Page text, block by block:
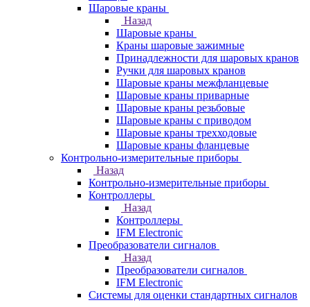
Шаровые краны
Назад
Шаровые краны
Краны шаровые зажимные
Принадлежности для шаровых кранов
Ручки для шаровых кранов
Шаровые краны межфланцевые
Шаровые краны приварные
Шаровые краны резьбовые
Шаровые краны с приводом
Шаровые краны трехходовые
Шаровые краны фланцевые
Контрольно-измерительные приборы
Назад
Контрольно-измерительные приборы
Контроллеры
Назад
Контроллеры
IFM Electronic
Преобразователи сигналов
Назад
Преобразователи сигналов
IFM Electronic
Системы для оценки стандартных сигналов